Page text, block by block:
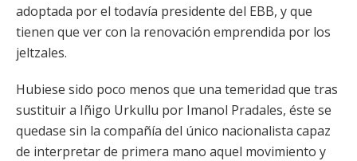
adoptada por el todavía presidente del EBB, y que
tienen que ver con la renovación emprendida por los
jeltzales.
Hubiese sido poco menos que una temeridad que tras
sustituir a Iñigo Urkullu por Imanol Pradales, éste se
quedase sin la compañía del único nacionalista capaz
de interpretar de primera mano aquel movimiento y